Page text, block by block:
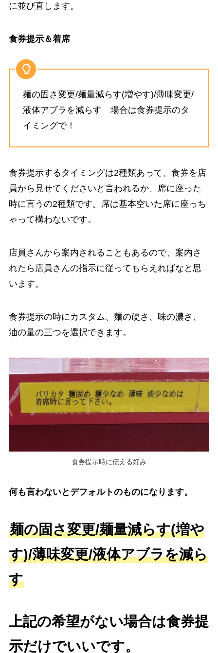
に並び直します。
食券提示＆着席
麺の固さ変更/麺量減らす(増やす)/薄味変更/
液体アブラを減らす 場合は食券提示のタ
イミングで！
食券提示するタイミングは2種類あって、食券を店
員から見せてくださいと言われるか、席に座った
時に言うの2種類です。席は基本空いた席に座っち
ゃって構わないです。
店員さんから案内されることもあるので、案内さ
れたら店員さんの指示に従ってもらえればなと思
います。
食券提示の時にカスタム、麺の硬さ、味の濃さ、
油の量の三つを選択できます。
食券提示時に伝える好み
何も言わないとデフォルトのものになります。
麺の固さ変更/麺量減らす(増や
す)/薄味変更/液体アブラを減ら
す
上記の希望がない場合は食券提
示だけでいいです。